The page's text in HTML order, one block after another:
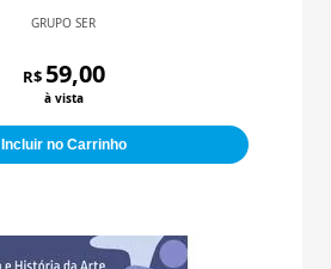
GRUPO SER
R$ 59,00
à vista
Incluir no Carrinho